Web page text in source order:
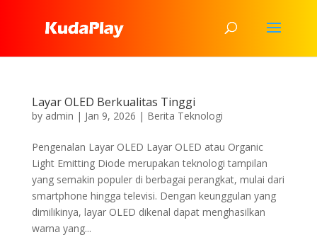
Layar OLED Berkualitas Tinggi
by admin | Jan 9, 2026 | Berita Teknologi
Pengenalan Layar OLED Layar OLED atau Organic
Light Emitting Diode merupakan teknologi tampilan
yang semakin populer di berbagai perangkat, mulai dari
smartphone hingga televisi. Dengan keunggulan yang
dimilikinya, layar OLED dikenal dapat menghasilkan
warna yang...